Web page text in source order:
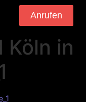
Anrufen
Köln in